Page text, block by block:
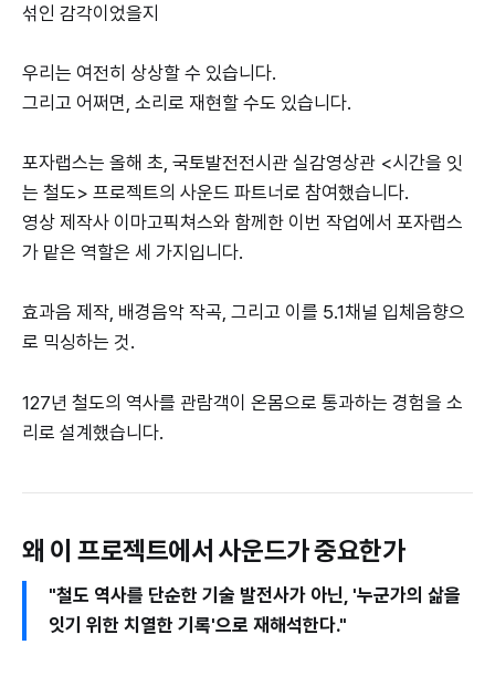
섞인 감각이었을지
우리는 여전히 상상할 수 있습니다.
그리고 어쩌면, 소리로 재현할 수도 있습니다.
포자랩스는 올해 초, 국토발전전시관 실감영상관 <시간을 잇
는 철도> 프로젝트의 사운드 파트너로 참여했습니다.
영상 제작사 이마고픽쳐스와 함께한 이번 작업에서 포자랩스
가 맡은 역할은 세 가지입니다.
효과음 제작, 배경음악 작곡, 그리고 이를 5.1채널 입체음향으
로 믹싱하는 것.
127년 철도의 역사를 관람객이 온몸으로 통과하는 경험을 소
리로 설계했습니다.
왜 이 프로젝트에서 사운드가 중요한가
"철도 역사를 단순한 기술 발전사가 아닌, '누군가의 삶을
잇기 위한 치열한 기록'으로 재해석한다."